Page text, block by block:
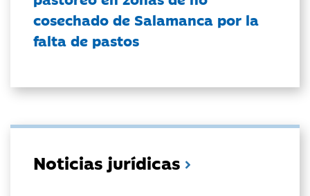
cosechado de Salamanca por la
falta de pastos
Noticias jurídicas